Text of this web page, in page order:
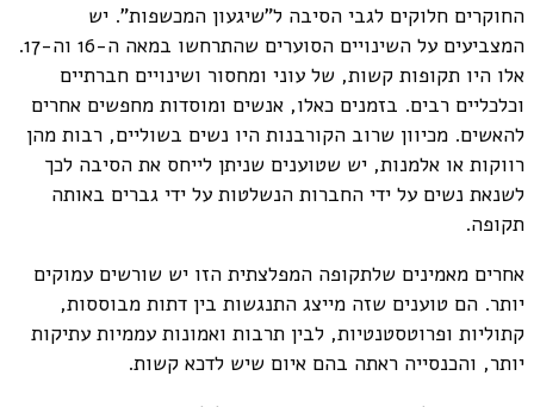
החוקרים חלוקים לגבי הסיבה ל"שיגעון המכשפות". יש
המצביעים על השינויים הסוערים שהתרחשו במאה ה-16 וה-17.
אלו היו תקופות קשות, של עוני ומחסור ושינויים חברתיים
וכלכליים רבים. בזמנים כאלו, אנשים ומוסדות מחפשים אחרים
להאשים. מכיוון שרוב הקורבנות היו נשים בשוליים, רבות מהן
רווקות או אלמנות, יש שטוענים שניתן לייחס את הסיבה לכך
לשנאת נשים על ידי החברות הנשלטות על ידי גברים באותה
תקופה.
אחרים מאמינים שלתקופה המפלצתית הזו יש שורשים עמוקים
יותר. הם טוענים שזה מייצג התנגשות בין דתות מבוססות,
קתוליות ופרוטסטנטיות, לבין תרבות ואמונות עממיות עתיקות
יותר, והכנסייה ראתה בהם איום שיש לדכא קשות.